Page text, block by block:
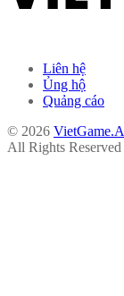
Liên hệ
Ủng hộ
Quảng cáo
© 2026
All Rights Reserved